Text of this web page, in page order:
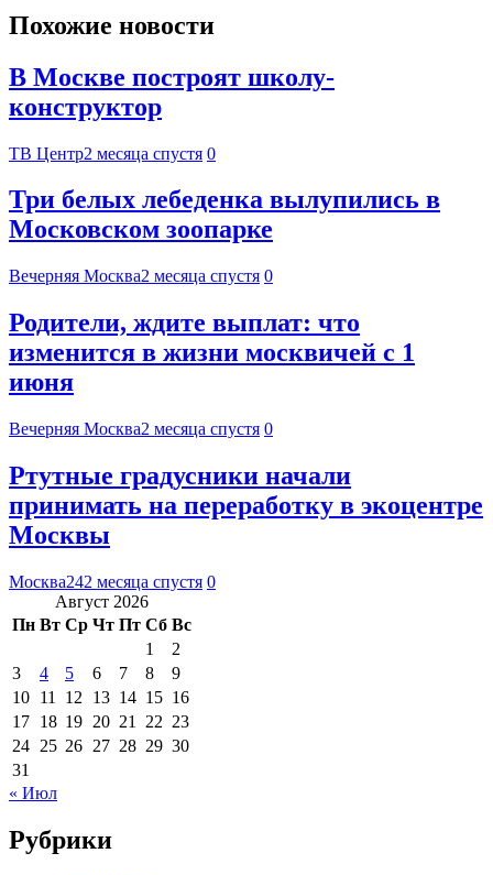
Похожие новости
В Москве построят школу-
конструктор
ТВ Центр2 месяца спустя 0
Три белых лебеденка вылупились в
Московском зоопарке
Вечерняя Москва2 месяца спустя 0
Родители, ждите выплат: что
изменится в жизни москвичей с 1
июня
Вечерняя Москва2 месяца спустя 0
Ртутные градусники начали
принимать на переработку в экоцентре
Москвы
Москва242 месяца спустя 0
Август 2026
Пн Вт Ср Чт Пт Сб Вс
1
2
3
4 5 6 7 8
9
10 11 12 13 14 15 16
17 18 19 20 21 22 23
24 25 26 27 28 29 30
31
« Июл
Рубрики